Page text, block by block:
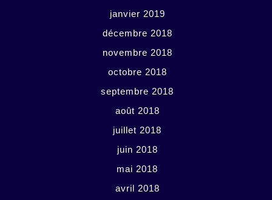
janvier 2019
décembre 2018
novembre 2018
octobre 2018
septembre 2018
août 2018
juillet 2018
juin 2018
mai 2018
avril 2018